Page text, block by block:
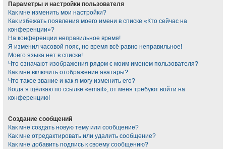
Параметры и настройки пользователя
Как мне изменить мои настройки?
Как избежать появления моего имени в списке «Кто сейчас на
конференции»?
На конференции неправильное время!
Я изменил часовой пояс, но время всё равно неправильное!
Моего языка нет в списке!
Что означают изображения рядом с моим именем пользователя?
Как мне включить отображение аватары?
Что такое звание и как я могу изменить его?
Когда я щёлкаю по ссылке «email», от меня требуют войти на
конференцию!
Создание сообщений
Как мне создать новую тему или сообщение?
Как мне отредактировать или удалить сообщение?
Как мне добавить подпись к своему сообщению?